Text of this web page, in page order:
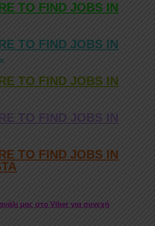
TO FIND JOBS IN
TO FIND JOBS IN
TO FIND JOBS IN
TO FIND JOBS IN
TO FIND JOBS IN
μας στο Viber για συνεχή